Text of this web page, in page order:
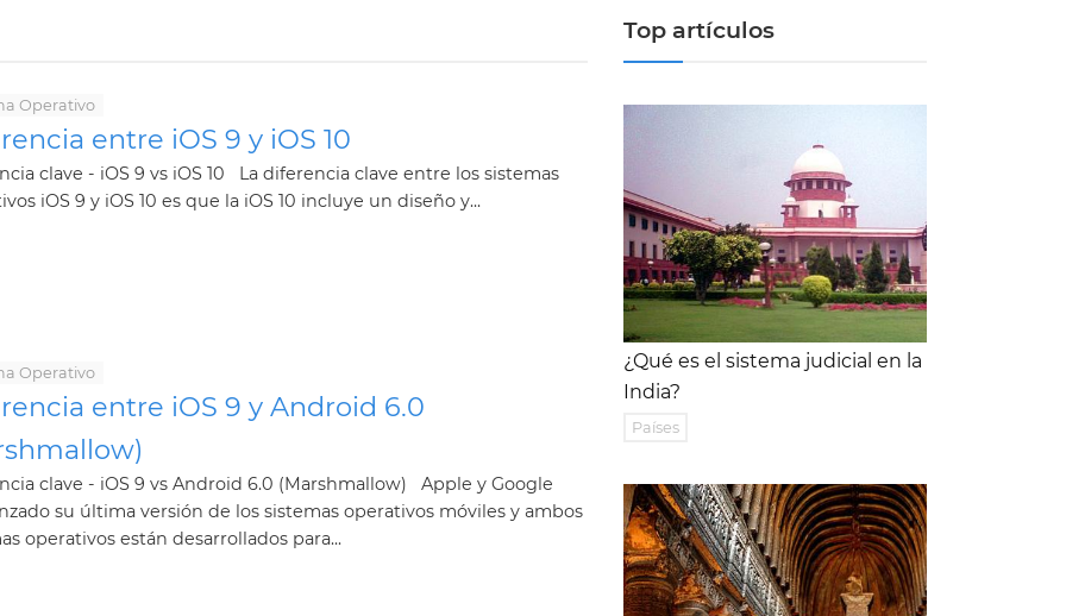
Operativo
entre iOS 9 y iOS 10
clave - iOS 9 vs iOS 10 La diferencia clave entre los sistemas
iOS 9 y iOS 10 es que la iOS 10 incluye un diseño y...
Operativo
entre iOS 9 y Android 6.0
clave - iOS 9 vs Android 6.0 (Marshmallow) Apple y Google
su última versión de los sistemas operativos móviles y ambos
operativos están desarrollados para...
Top artículos
¿Qué es el sistema judicial en la
India?
Países